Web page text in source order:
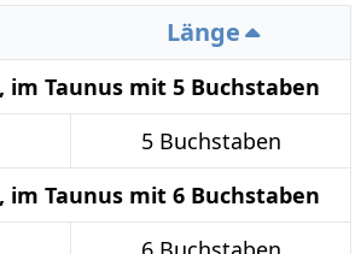
Länge
im Taunus mit 5 Buchstaben
5 Buchstaben
im Taunus mit 6 Buchstaben